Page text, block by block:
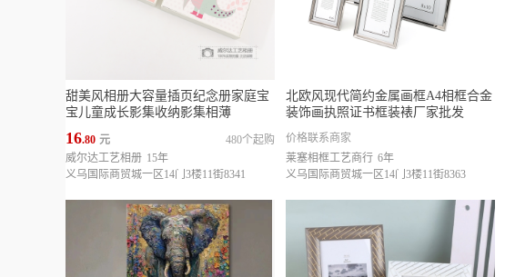
甜美风相册大容量插页纪念册家庭宝
宝儿童成长影集收纳影集相薄
16.80 元
480个起购
威尔达工艺相册 15年
义乌国际商贸城一区14门3楼11街8341
北欧风现代简约金属画框A4相框合金
装饰画执照证书框装裱厂家批发
价格联系商家
莱塞相框工艺商行 6年
义乌国际商贸城一区14门3楼11街8363